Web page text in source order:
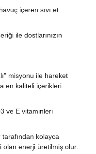
içeren sıvı et
ile dostlarınızın
misyonu ile hareket
en kaliteli içerikleri
ve E vitaminleri
tarafından kolayca
enerji üretilmiş olur.